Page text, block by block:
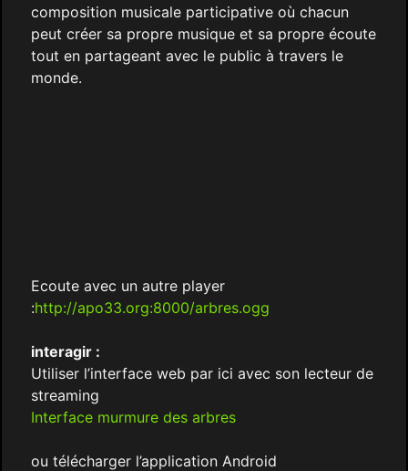
composition musicale participative où chacun
peut créer sa propre musique et sa propre écoute
tout en partageant avec le public à travers le
monde.
Ecoute avec un autre player
:http://apo33.org:8000/arbres.ogg
interagir :
Utiliser l’interface web par ici avec son lecteur de
streaming
Interface murmure des arbres
ou télécharger l’application Android